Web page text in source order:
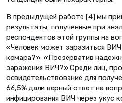
В предыдущей работе [4] мы
результаты, полученные при
респондентов этой группы на
«Человек может заразиться
комара?», «Презерватив
заражения ВИЧ?» Среди лиц,
освидетельствование для
66,5% дали верный ответ на
инфицирования ВИЧ через укус